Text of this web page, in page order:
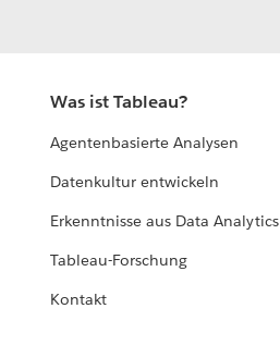
Was ist Tableau?
Agentenbasierte Analysen
Datenkultur entwickeln
Erkenntnisse aus Data Analytics
Tableau-Forschung
Kontakt